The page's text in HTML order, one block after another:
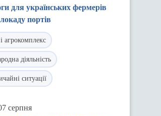
для українських фермерів
портів
агрокомплекс
діяльність
ситуації
серпня